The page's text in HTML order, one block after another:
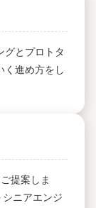
グとプロトタ
く進め方をし
提案しま
ニアエンジ